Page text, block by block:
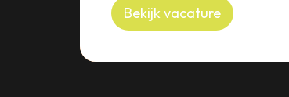
Bekijk vacature